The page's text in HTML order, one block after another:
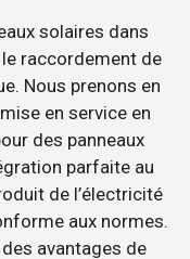
solaires dans
le raccordement de
Nous prenons en
en service en
des panneaux
parfaite au
de l’électricité
aux normes.
avantages de